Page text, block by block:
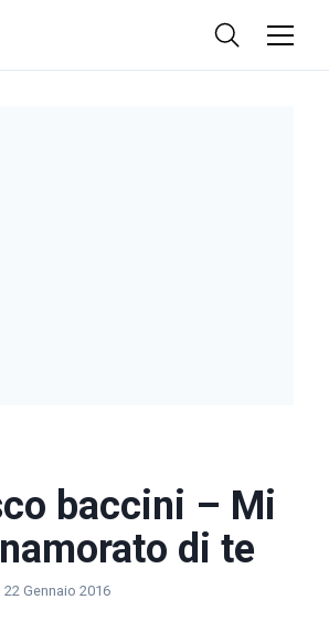
baccini – Mi
di te
22 Gennaio 2016